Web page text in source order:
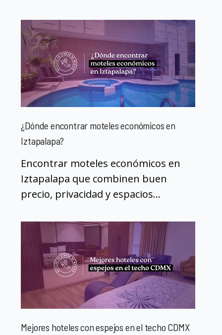
¿Dónde encontrar moteles económicos en
Iztapalapa?
Encontrar moteles económicos en
Iztapalapa que combinen buen
precio, privacidad y espacios...
Mejores hoteles con espejos en el techo CDMX